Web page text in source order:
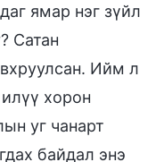
ямар нэг зүйл
Сатан
Ийм л
хорон
уг чанарт
байдал энэ